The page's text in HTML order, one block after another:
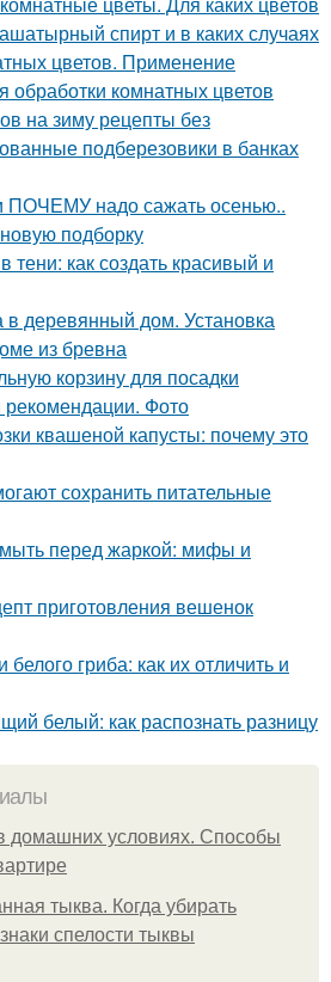
спирт и в каких случаях
цветов. Применение
обработки комнатных цветов
на зиму рецепты без
подберезовики в банках
ПОЧЕМУ надо сажать осенью..
подборку
тени: как создать красивый и
в деревянный дом. Установка
из бревна
корзину для посадки
Фото
квашеной капусты: почему это
сохранить питательные
перед жаркой: мифы и
приготовления вешенок
гриба: как их отличить и
белый: как распознать разницу
домашних условиях. Способы
тыква. Когда убирать
спелости тыквы